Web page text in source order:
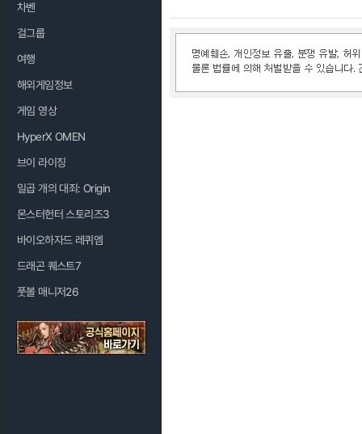
차벤
걸그룹
여행
해외게임정보
게임 영상
HyperX OMEN
브이 라이징
일곱 개의 대죄: Origin
몬스터헌터 스토리즈3
바이오하자드 레퀴엠
드래곤 퀘스트7
풋볼 매니저26